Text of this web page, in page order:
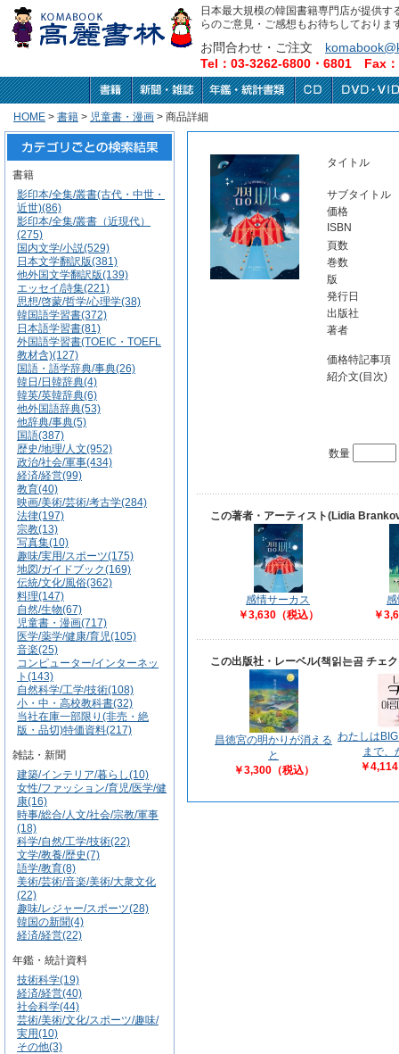
日本最大規模の韓国書籍専門店が提供
らのご意見・ご感想もお待ちしておりま
お問合わせ・ご注文
Tel：03-3262-6800・6801 Fax
HOME > 書籍 > 児童書・漫画 > 商品詳細
書籍
影印本/全集/叢書(古代・中世・
近世)(86)
影印本/全集/叢書（近現代）
(275)
国内文学/小説(529)
日本文学翻訳版(381)
他外国文学翻訳版(139)
エッセイ/詩集(221)
思想/啓蒙/哲学/心理学(38)
韓国語学習書(372)
日本語学習書(81)
外国語学習書(TOEIC・TOEFL
教材含)(127)
国語・語学辞典/事典(26)
韓日/日韓辞典(4)
韓英/英韓辞典(6)
他外国語辞典(53)
他辞典/事典(5)
国語(387)
歴史/地理/人文(952)
政治/社会/軍事(434)
経済/経営(99)
教育(40)
映画/美術/芸術/考古学(284)
法律(197)
宗教(13)
写真集(10)
趣味/実用/スポーツ(175)
地図/ガイドブック(169)
伝統/文化/風俗(362)
料理(147)
自然/生物(67)
児童書・漫画(717)
医学/薬学/健康/育児(105)
音楽(25)
コンピューター/インターネッ
ト(143)
自然科学/工学/技術(108)
小・中・高校教科書(32)
当社在庫一部限り(非売・絶
版・品切)特価資料(217)
雑誌・新聞
建築/インテリア/暮らし(10)
女性/ファッション/育児/医学/健
康(16)
時事/総合/人文/社会/宗教/軍事
(18)
科学/自然/工学/技術(22)
文学/教養/歴史(7)
語学/教育(8)
美術/芸術/音楽/美術/大衆文化
(22)
趣味/レジャー/スポーツ(28)
韓国の新聞(4)
経済/経営(22)
年鑑・統計資料
技術科学(19)
経済/経営(40)
社会科学(44)
芸術/美術/文化/スポーツ/趣味/
実用(10)
その他(3)
タイトル
サブタイトル
価格
ISBN
頁数
巻数
版
発行日
出版社
著者
価格特記事項
紹介文(目次)
数量
この著者・アーティスト(Lidia
感情サーカス
￥3,630（税込）
￥
この出版社・レーベル(책읽는곰 チェ
昌徳宮の明かりが消える
と
￥3,300（税込）
わたしは
まで、
￥